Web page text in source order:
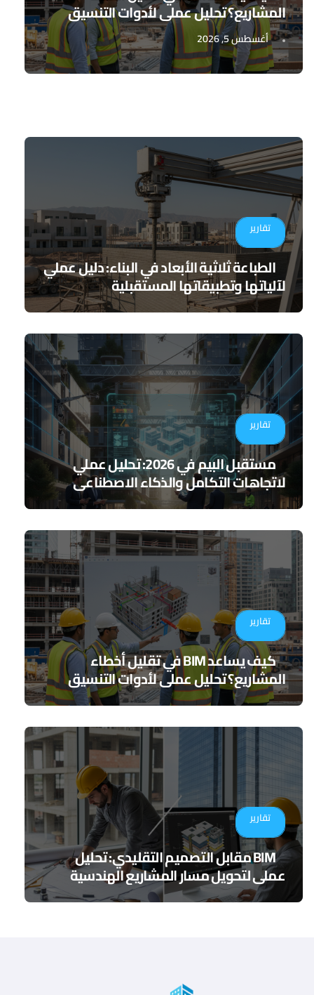
المشاريع؟ تحليل عملي لأدوات التنسيق
الرقمي
أغسطس 5, 2026
تقارير
الطباعة ثلاثية الأبعاد في البناء: دليل عملي
لآلياتها وتطبيقاتها المستقبلية
تقارير
مستقبل البيم في 2026: تحليل عملي
لاتجاهات التكامل والذكاء الاصطناعي
تقارير
كيف يساعد BIM في تقليل أخطاء
المشاريع؟ تحليل عملي لأدوات التنسيق
الرقمي
تقارير
BIM مقابل التصميم التقليدي: تحليل
عملي لتحويل مسار المشاريع الهندسية